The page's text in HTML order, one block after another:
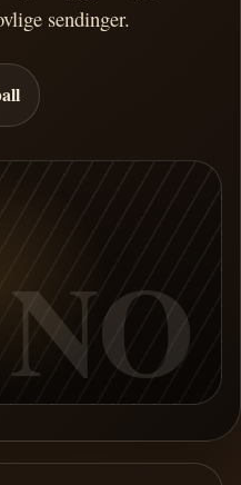
sendinger.
NO